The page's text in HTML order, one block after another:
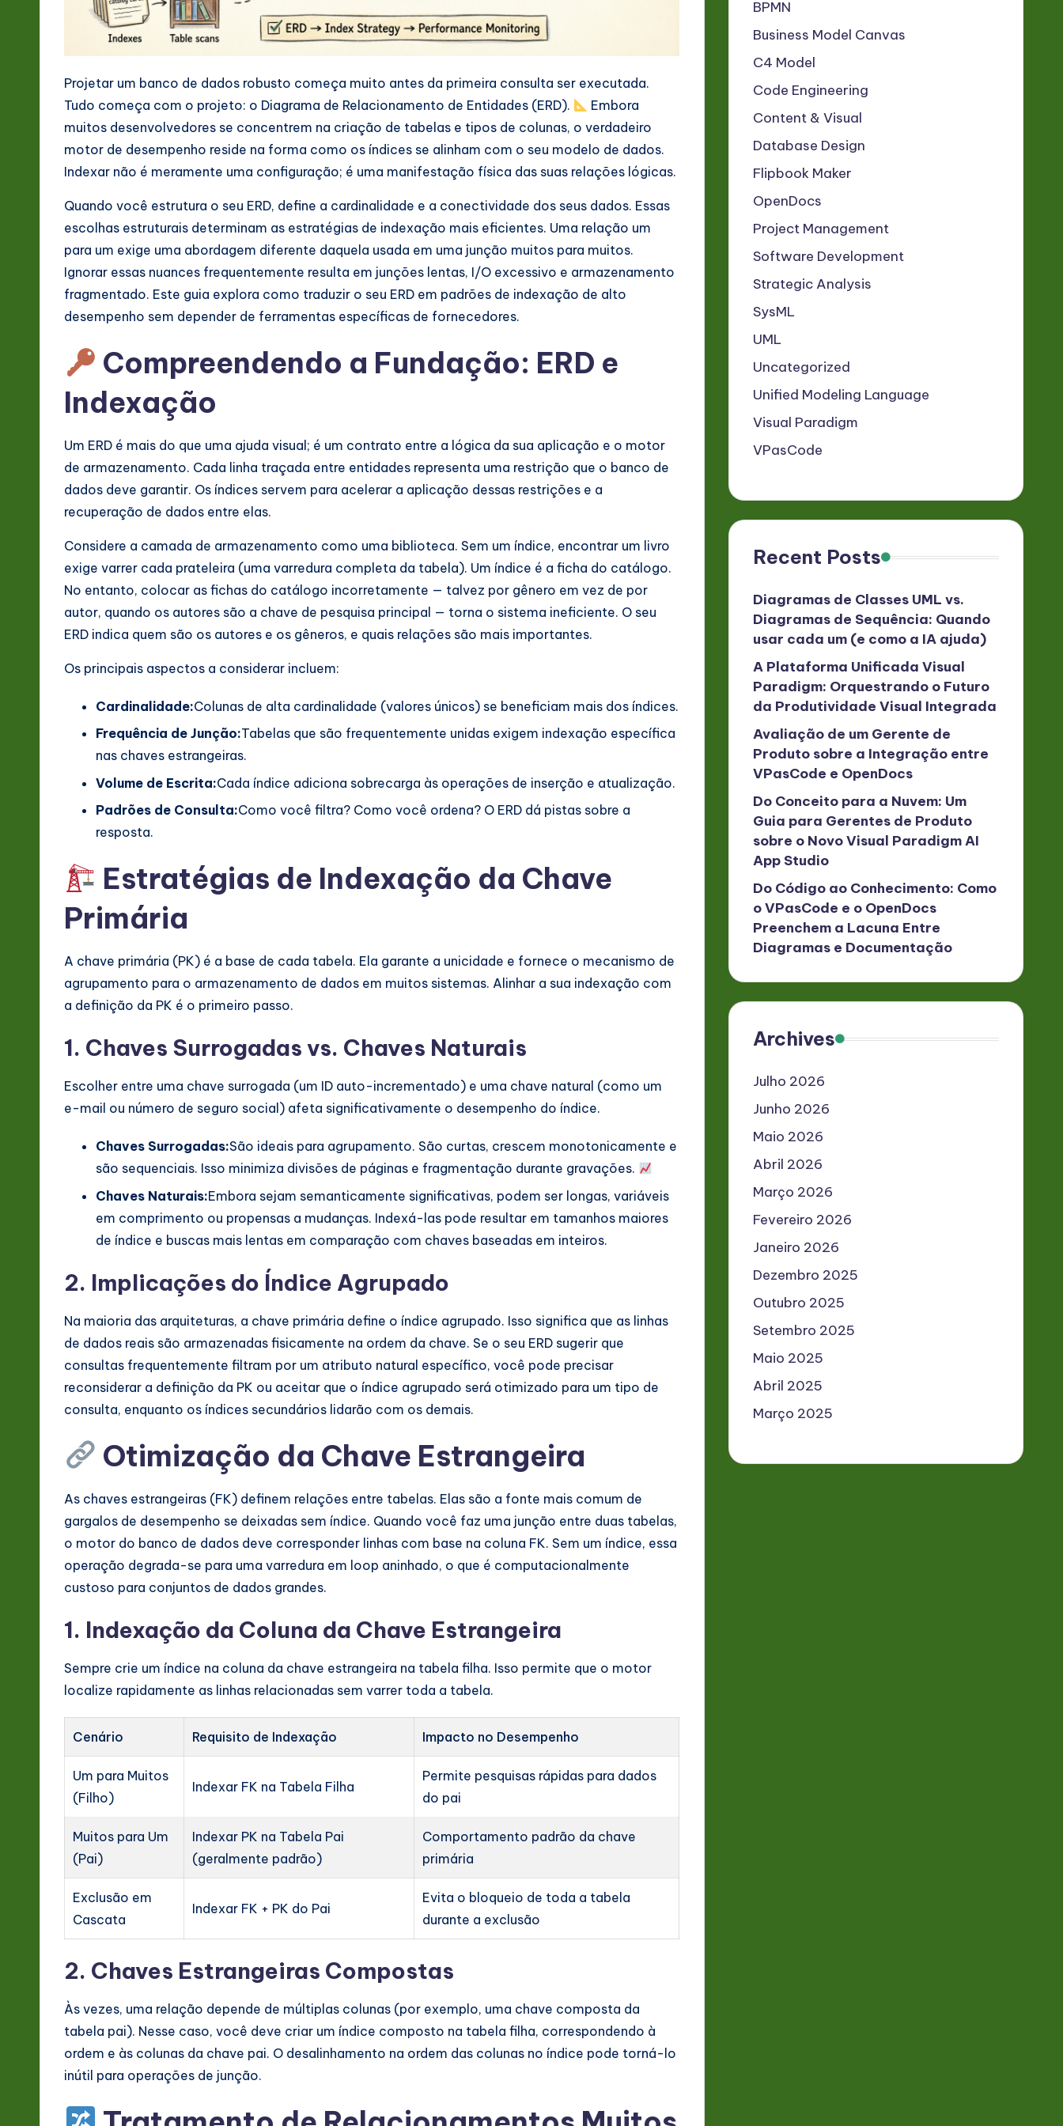
in
A
ft
w
In
Projetar um banco de dados robusto começa muito antes da primeira consulta ser executada.
Tudo começa com o projeto: o Diagrama de Relacionamento de Entidades (ERD).
Embora
muitos desenvolvedores se concentrem na criação de tabelas e tipos de colunas, o verdadeiro
motor de desempenho reside na forma como os índices se alinham com o seu modelo de dados.
Indexar não é meramente uma configuração; é uma manifestação física das suas relações lógicas.
Quando você estrutura o seu ERD, define a cardinalidade e a conectividade dos seus dados. Essas
escolhas estruturais determinam as estratégias de indexação mais eficientes. Uma relação um
para um exige uma abordagem diferente daquela usada em uma junção muitos para muitos.
Ignorar essas nuances frequentemente resulta em junções lentas, I/O excessivo e armazenamento
fragmentado. Este guia explora como traduzir o seu ERD em padrões de indexação de alto
desempenho sem depender de ferramentas específicas de fornecedores.
Compreendendo a Fundação: ERD e
Indexação
Um ERD é mais do que uma ajuda visual; é um contrato entre a lógica da sua aplicação e o motor
de armazenamento. Cada linha traçada entre entidades representa uma restrição que o banco de
dados deve garantir. Os índices servem para acelerar a aplicação dessas restrições e a
recuperação de dados entre elas.
Considere a camada de armazenamento como uma biblioteca. Sem um índice, encontrar um livro
exige varrer cada prateleira (uma varredura completa da tabela). Um índice é a ficha do catálogo.
No entanto, colocar as fichas do catálogo incorretamente — talvez por gênero em vez de por
autor, quando os autores são a chave de pesquisa principal — torna o sistema ineficiente. O seu
ERD indica quem são os autores e os gêneros, e quais relações são mais importantes.
Os principais aspectos a considerar incluem:
Cardinalidade:Colunas de alta cardinalidade (valores únicos) se beneficiam mais dos índices.
Frequência de Junção:Tabelas que são frequentemente unidas exigem indexação específica
nas chaves estrangeiras.
Volume de Escrita:Cada índice adiciona sobrecarga às operações de inserção e atualização.
Padrões de Consulta:Como você filtra? Como você ordena? O ERD dá pistas sobre a
resposta.
Estratégias de Indexação da Chave
Primária
A chave primária (PK) é a base de cada tabela. Ela garante a unicidade e fornece o mecanismo de
agrupamento para o armazenamento de dados em muitos sistemas. Alinhar a sua indexação com
a definição da PK é o primeiro passo.
1. Chaves Surrogadas vs. Chaves Naturais
Escolher entre uma chave surrogada (um ID auto-incrementado) e uma chave natural (como um
e-mail ou número de seguro social) afeta significativamente o desempenho do índice.
Chaves Surrogadas:São ideais para agrupamento. São curtas, crescem monotonicamente e
são sequenciais. Isso minimiza divisões de páginas e fragmentação durante gravações.
Chaves Naturais:Embora sejam semanticamente significativas, podem ser longas, variáveis
em comprimento ou propensas a mudanças. Indexá-las pode resultar em tamanhos maiores
de índice e buscas mais lentas em comparação com chaves baseadas em inteiros.
2. Implicações do Índice Agrupado
Na maioria das arquiteturas, a chave primária define o índice agrupado. Isso significa que as linhas
de dados reais são armazenadas fisicamente na ordem da chave. Se o seu ERD sugerir que
consultas frequentemente filtram por um atributo natural específico, você pode precisar
reconsiderar a definição da PK ou aceitar que o índice agrupado será otimizado para um tipo de
consulta, enquanto os índices secundários lidarão com os demais.
Otimização da Chave Estrangeira
As chaves estrangeiras (FK) definem relações entre tabelas. Elas são a fonte mais comum de
gargalos de desempenho se deixadas sem índice. Quando você faz uma junção entre duas tabelas,
o motor do banco de dados deve corresponder linhas com base na coluna FK. Sem um índice, essa
operação degrada-se para uma varredura em loop aninhado, o que é computacionalmente
custoso para conjuntos de dados grandes.
1. Indexação da Coluna da Chave Estrangeira
Sempre crie um índice na coluna da chave estrangeira na tabela filha. Isso permite que o motor
localize rapidamente as linhas relacionadas sem varrer toda a tabela.
Cenário Requisito de Indexação Impacto no Desempenho
Um para Muitos
(Filho)
Indexar FK na Tabela Filha
Permite pesquisas rápidas para dados
do pai
Muitos para Um
(Pai)
Indexar PK na Tabela Pai
(geralmente padrão)
Comportamento padrão da chave
primária
Exclusão em
Cascata
Indexar FK + PK do Pai
Evita o bloqueio de toda a tabela
durante a exclusão
2. Chaves Estrangeiras Compostas
Às vezes, uma relação depende de múltiplas colunas (por exemplo, uma chave composta da
tabela pai). Nesse caso, você deve criar um índice composto na tabela filha, correspondendo à
ordem e às colunas da chave pai. O desalinhamento na ordem das colunas no índice pode torná-lo
inútil para operações de junção.
BPMN
Business Model Canvas
C4 Model
Code Engineering
Content & Visual
Database Design
Flipbook Maker
OpenDocs
Project Management
Software Development
Strategic Analysis
SysML
UML
Uncategorized
Unified Modeling Language
Visual Paradigm
VPasCode
Recent Posts
Diagramas de Classes UML vs.
Diagramas de Sequência: Quando
usar cada um (e como a IA ajuda)
A Plataforma Unificada Visual
Paradigm: Orquestrando o Futuro
da Produtividade Visual Integrada
Avaliação de um Gerente de
Produto sobre a Integração entre
VPasCode e OpenDocs
Do Conceito para a Nuvem: Um
Guia para Gerentes de Produto
sobre o Novo Visual Paradigm AI
App Studio
Do Código ao Conhecimento: Como
o VPasCode e o OpenDocs
Preenchem a Lacuna Entre
Diagramas e Documentação
Archives
Julho 2026
Junho 2026
Maio 2026
Abril 2026
Março 2026
Fevereiro 2026
Janeiro 2026
Dezembro 2025
Outubro 2025
Setembro 2025
Maio 2025
Abril 2025
Março 2025